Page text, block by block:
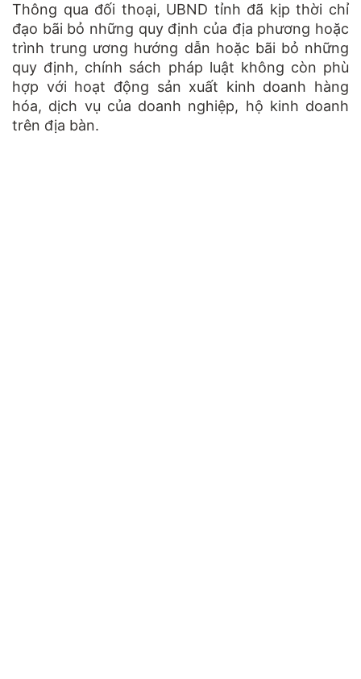
Thông qua đối thoại, UBND tỉnh đã kịp thời chỉ
đạo bãi bỏ những quy định của địa phương hoặc
trình trung ương hướng dẫn hoặc bãi bỏ những
quy định, chính sách pháp luật không còn phù
hợp với hoạt động sản xuất kinh doanh hàng
hóa, dịch vụ của doanh nghiệp, hộ kinh doanh
trên địa bàn.